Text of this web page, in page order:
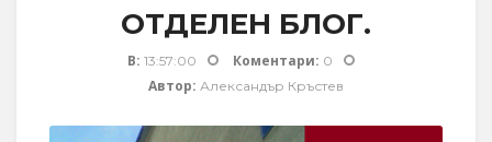
ОТДЕЛЕН БЛОГ.
В: 13:57:00 Коментари: 0
Автор: Александър Кръстев